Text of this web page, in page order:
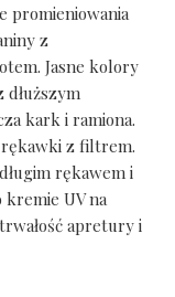
promieniowania
z
Jasne kolory
dłuższym
kark i ramiona.
rękawki z filtrem.
rękawem i
kremie UV na
apretury i